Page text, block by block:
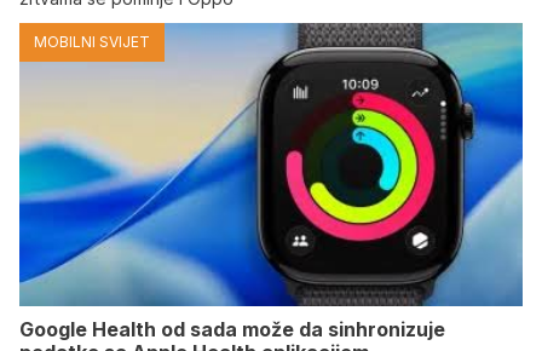
MOBILNI SVIJET
Google Health od sada može da sinhronizuje